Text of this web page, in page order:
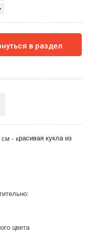
в раздел
см - красивая кукла из
цвета